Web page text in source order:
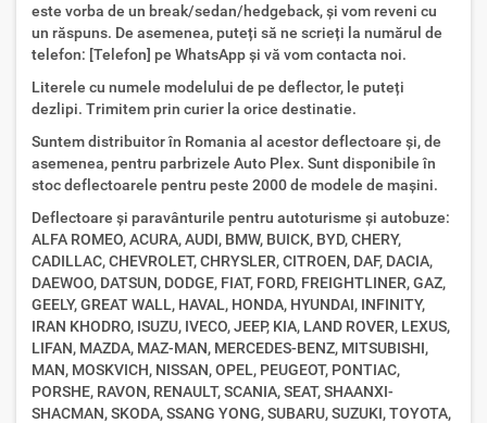
este vorba de un break/sedan/hedgeback, și vom reveni cu
un răspuns. De asemenea, puteți să ne scrieți la numărul de
telefon: [Telefon] pe WhatsApp și vă vom contacta noi.
Literele cu numele modelului de pe deflector, le puteți
dezlipi. Trimitem prin curier la orice destinatie.
Suntem distribuitor în Romania al acestor deflectoare și, de
asemenea, pentru parbrizele Auto Plex. Sunt disponibile în
stoc deflectoarele pentru peste 2000 de modele de mașini.
Deflectoare și paravânturile pentru autoturisme și autobuze:
ALFA ROMEO, ACURA, AUDI, BMW, BUICK, BYD, CHERY,
CADILLAC, CHEVROLET, CHRYSLER, CITROEN, DAF, DACIA,
DAEWOO, DATSUN, DODGE, FIAT, FORD, FREIGHTLINER, GAZ,
GEELY, GREAT WALL, HAVAL, HONDA, HYUNDAI, INFINITY,
IRAN KHODRO, ISUZU, IVECO, JEEP, KIA, LAND ROVER, LEXUS,
LIFAN, MAZDA, MAZ-MAN, MERCEDES-BENZ, MITSUBISHI,
MAN, MOSKVICH, NISSAN, OPEL, PEUGEOT, PONTIAC,
PORSHE, RAVON, RENAULT, SCANIA, SEAT, SHAANXI-
SHACMAN, SKODA, SSANG YONG, SUBARU, SUZUKI, TOYOTA,